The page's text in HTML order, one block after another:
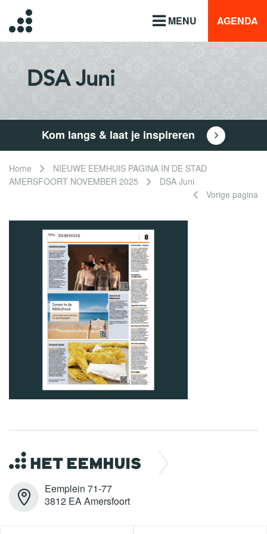
MENU AGENDA
DSA Juni
Kom langs & laat je inspireren
Home
NIEUWE EEMHUIS PAGINA IN DE STAD
AMERSFOORT NOVEMBER 2025
DSA Juni
Vorige pagina
Eemplein 71-77
3812 EA Amersfoort